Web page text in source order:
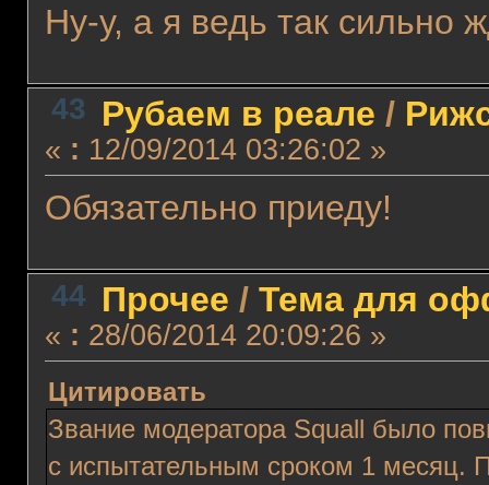
Ну-у, а я ведь так сильно
43 Рубаем в реале /
« : 12/09/2014 03:26:02 »
Обязательно приеду!
44 Прочее / Тема для
« : 28/06/2014 20:09:26 »
Цитировать
Звание модератора Squall было
с испытательным сроком 1 месяц.